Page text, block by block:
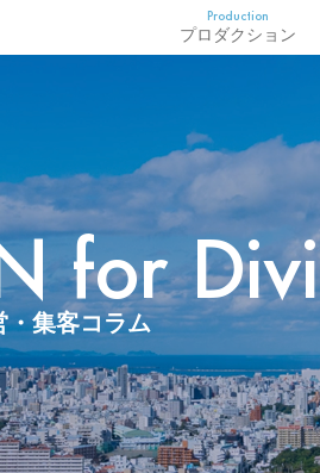
Production
プロダクション
for
・集客コラム